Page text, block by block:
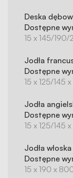
Deska
Dostępne
15 x 145/
Jodła
Dostępne
15 x 125/
Jodła
Dostępne
15 x 125/
Jodła
Dostępne
15 x 190 x